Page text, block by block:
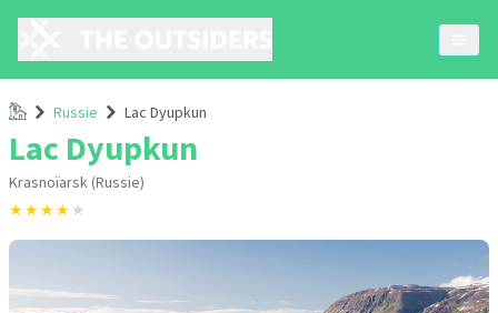
Accueil
Russie Lac Dyupkun
Lac Dyupkun
Krasnoïarsk (Russie)
★★★★ ★